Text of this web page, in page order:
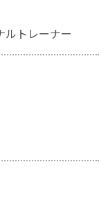
ルトレーナー